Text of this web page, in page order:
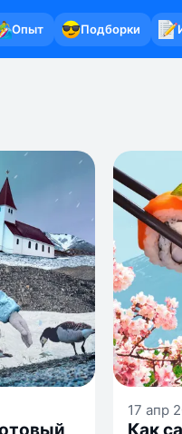
Опыт Подборки
17 апр